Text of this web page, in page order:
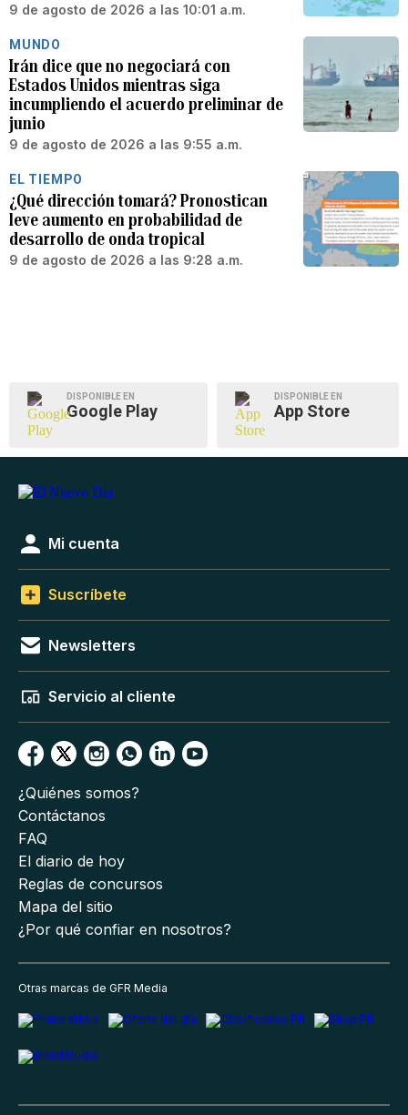
9 de agosto de 2026 a las 10:01 a.m.
MUNDO
Irán dice que no negociará con
Estados Unidos mientras siga
incumpliendo el acuerdo preliminar de
junio
9 de agosto de 2026 a las 9:55 a.m.
EL TIEMPO
¿Qué dirección tomará? Pronostican
leve aumento en probabilidad de
desarrollo de onda tropical
9 de agosto de 2026 a las 9:28 a.m.
DISPONIBLE EN
Google Play
DISPONIBLE EN
App Store
Mi cuenta
Suscríbete
Newsletters
Servicio al cliente
¿Quiénes somos?
Contáctanos
FAQ
El diario de hoy
Reglas de concursos
Mapa del sitio
¿Por qué confiar en nosotros?
Otras marcas de GFR Media